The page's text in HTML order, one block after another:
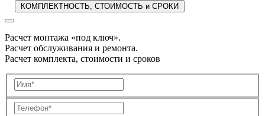
Расчет монтажа «под ключ».
Расчет обслуживания и ремонта.
Расчет комплекта, стоимости и сроков